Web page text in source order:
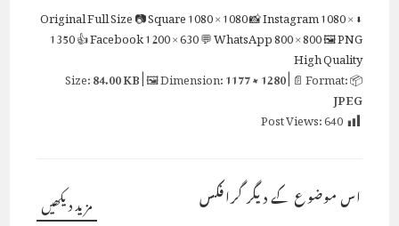
⬇ Original
Full Size📷 Square1080 × 1080📸 Instagram1080 ×
1350👍 Facebook1200 × 630💬 WhatsApp800 × 800🖼 PNG
High Quality
📦 Size:
84.00 KB| 🖼 Dimension:1177 × 1280| 📄 Format:
JPEG
Post Views:640
اس موضوع کے دیگر گرافکس مزید دیکھیں